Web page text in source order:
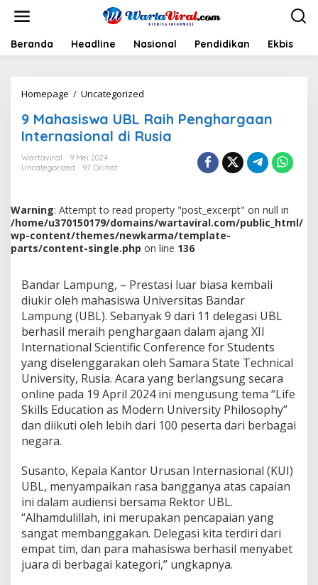
t
Beranda Headline Nasional Pendidikan Ekbis
Homepage / Uncategorized
a
h
a
a
U
B
L
i
h
P
e
n
g
h
a
r
g
a
a
e
r
n
a
s
i
o
9 Mahasiswa UBL Raih Penghargaan
Internasional di Rusia
Wartaviral
9 Mei 2024
Uncategorized
97 Dilihat
Warning: Attempt to read property "post_excerpt" on null in
/home/u370150179/domains/wartaviral.com/public_html/
wp-content/themes/newkarma/template-
parts/content-single.php on line 136
Bandar Lampung, – Prestasi luar biasa kembali
diukir oleh mahasiswa Universitas Bandar
Lampung (UBL). Sebanyak 9 dari 11 delegasi UBL
berhasil meraih penghargaan dalam ajang XII
International Scientific Conference for Students
yang diselenggarakan oleh Samara State Technical
University, Rusia. Acara yang berlangsung secara
online pada 19 April 2024 ini mengusung tema “Life
Skills Education as Modern University Philosophy”
dan diikuti oleh lebih dari 100 peserta dari berbagai
negara.
Susanto, Kepala Kantor Urusan Internasional (KUI)
UBL, menyampaikan rasa bangganya atas capaian
ini dalam audiensi bersama Rektor UBL.
“Alhamdulillah, ini merupakan pencapaian yang
sangat membanggakan. Delegasi kita terdiri dari
empat tim, dan para mahasiswa berhasil menyabet
juara di berbagai kategori,” ungkapnya.